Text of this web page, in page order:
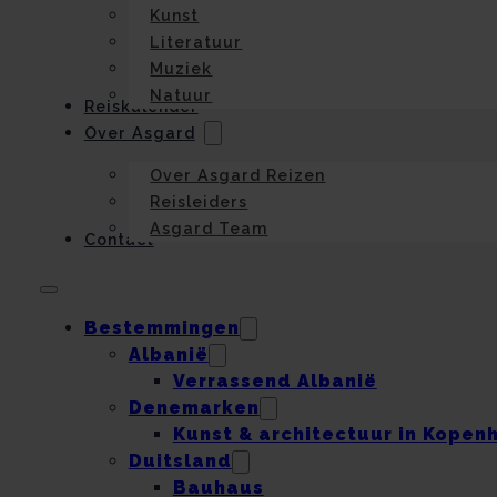
Kunst
Literatuur
Muziek
Natuur
Reiskalender
Over Asgard
Over Asgard Reizen
Reisleiders
Asgard Team
Contact
Bestemmingen
Albanië
Verrassend Albanië
Denemarken
Kunst & architectuur in
Duitsland
Bauhaus